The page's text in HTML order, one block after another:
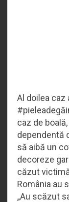
Al doilea caz
caz de
dependentă
să aibă un
decoreze
căzut
România au
„Au scăzut